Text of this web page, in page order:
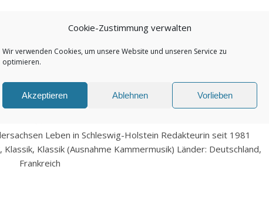
Cookie-Zustimmung verwalten
Wir verwenden Cookies, um unsere Website und unseren Service zu
optimieren.
Akzeptieren Ablehnen Vorlieben
Leben in Schleswig-Holstein Redakteurin seit 1981
Klassik (Ausnahme Kammermusik) Länder: Deutschland,
Frankreich